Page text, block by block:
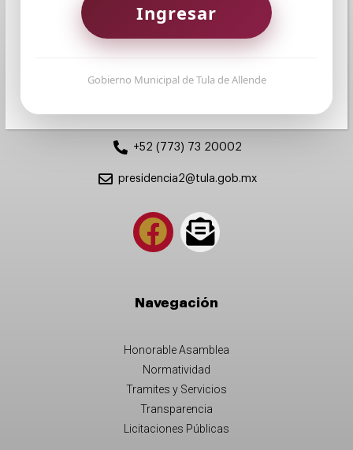
Municipio de Tula de Allende
Plaza del Nacionalismo s/n, col. Centro
Tula de Allende, Hidalgo, México
+52 (773) 73 20002
presidencia2@tula.gob.mx
Navegación
Honorable Asamblea
Normatividad
Tramites y Servicios
Transparencia
Licitaciones Públicas
Ingresar
Gobierno Municipal de Tula de Allende